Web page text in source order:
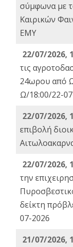
σύμφωνα με
Καιρικών
ΕΜΥ
22/07/2026,
τις
24ωρου από
Ω/18:00/22-
22/07/2026,
επιβολή
22/07/2026,
την
δείκτη
07-2026
21/07/2026,